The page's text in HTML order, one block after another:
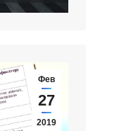
Фев
27
2019